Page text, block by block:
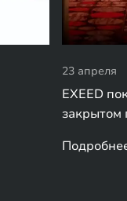
23 апреля
EXEED
закрытом